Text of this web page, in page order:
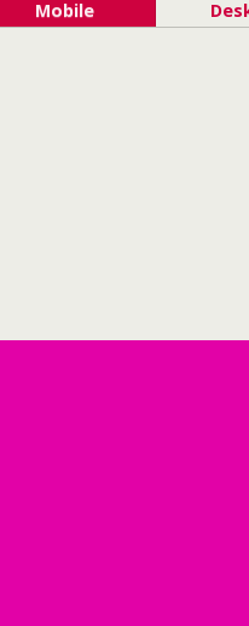
Mobile